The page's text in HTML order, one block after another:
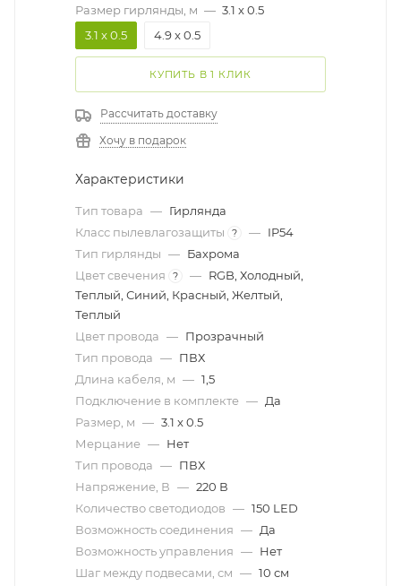
Размер гирлянды, м — 3.1 x 0.5
3.1 x 0.5
4.9 x 0.5
КУПИТЬ В 1 КЛИК
Рассчитать доставку
Хочу в подарок
Характеристики
Тип товара — Гирлянда
Класс пылевлагозащиты
? — IP54
Тип гирлянды — Бахрома
Цвет свечения
? — RGB, Холодный,
Теплый, Синий, Красный, Желтый,
Теплый
Цвет провода — Прозрачный
Тип провода — ПВХ
Длина кабеля, м — 1,5
Подключение в комплекте — Да
Размер, м — 3.1 x 0.5
Мерцание — Нет
Тип провода — ПВХ
Напряжение, В — 220 В
Количество светодиодов — 150 LED
Возможность соединения — Да
Возможность управления — Нет
Шаг между подвесами, см — 10 см